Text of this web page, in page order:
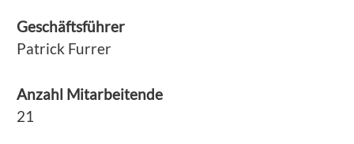
Geschäftsführer
Patrick Furrer
Anzahl Mitarbeitende
21